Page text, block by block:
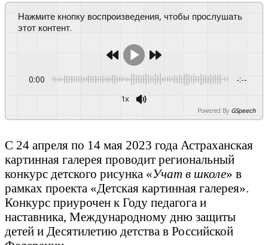
Нажмите кнопку воспроизведения, чтобы прослушать
этот контент.
0:00 -:--
1x
Powered By GSpeech
С 24 апреля по 14 мая 2023 года Астраханская
картинная галерея проводит региональный
конкурс детского рисунка «Учат в школе» в
рамках проекта «Детская картинная галерея».
Конкурс приурочен к Году педагога и
наставника, Международному дню защиты
детей и Десятилетию детства в Российской